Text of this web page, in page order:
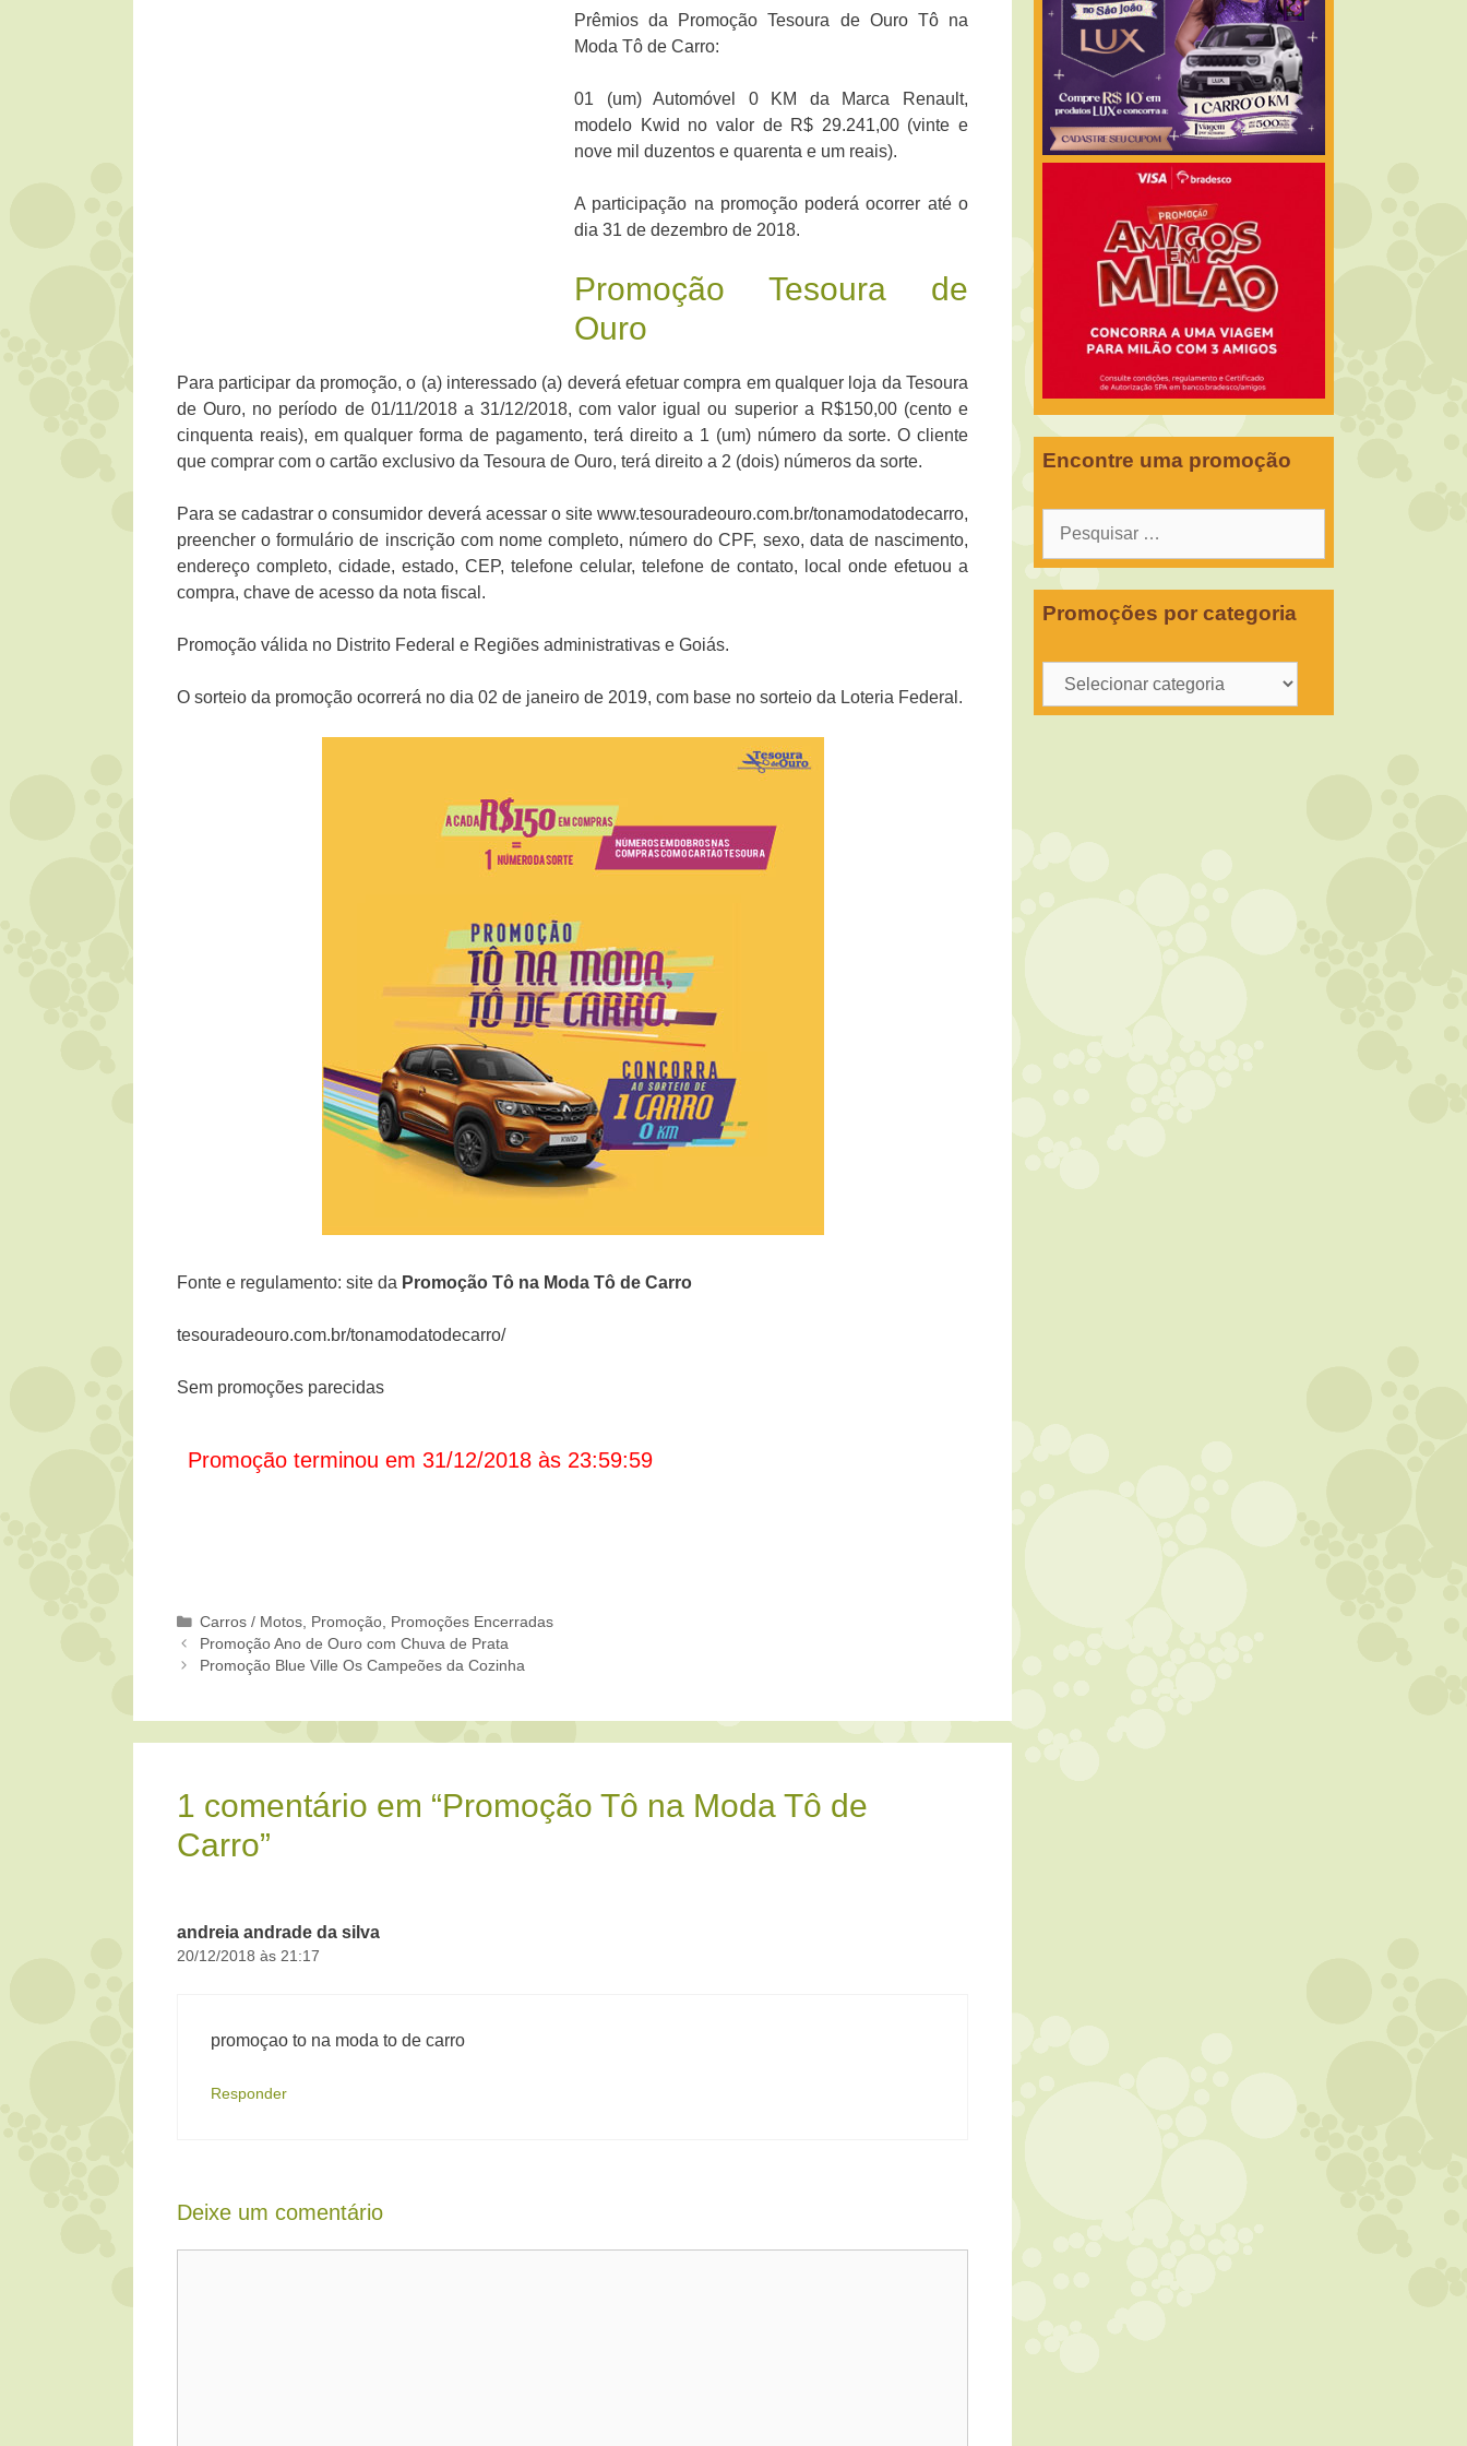
Prêmios da Promoção Tesoura de Ouro Tô na
Moda Tô de Carro:
01 (um) Automóvel 0 KM da Marca Renault,
modelo Kwid no valor de R$ 29.241,00 (vinte e
nove mil duzentos e quarenta e um reais).
A participação na promoção poderá ocorrer até o
dia 31 de dezembro de 2018.
Promoção Tesoura de
Ouro
Para participar da promoção, o (a) interessado (a) deverá efetuar compra em qualquer loja da Tesoura
de Ouro, no período de 01/11/2018 a 31/12/2018, com valor igual ou superior a R$150,00 (cento e
cinquenta reais), em qualquer forma de pagamento, terá direito a 1 (um) número da sorte. O cliente
que comprar com o cartão exclusivo da Tesoura de Ouro, terá direito a 2 (dois) números da sorte.
Para se cadastrar o consumidor deverá acessar o site www.tesouradeouro.com.br/tonamodatodecarro,
preencher o formulário de inscrição com nome completo, número do CPF, sexo, data de nascimento,
endereço completo, cidade, estado, CEP, telefone celular, telefone de contato, local onde efetuou a
compra, chave de acesso da nota fiscal.
Promoção válida no Distrito Federal e Regiões administrativas e Goiás.
O sorteio da promoção ocorrerá no dia 02 de janeiro de 2019, com base no sorteio da Loteria Federal.
Fonte e regulamento: site da Promoção Tô na Moda Tô de Carro
tesouradeouro.com.br/tonamodatodecarro/
Sem promoções parecidas
Promoção terminou em 31/12/2018 às 23:59:59
Categorias
Carros / Motos Promoção Promoções Encerradas
Promoção Ano de Ouro com Chuva de Prata
Promoção Blue Ville Os Campeões da Cozinha
1 comentário em “Promoção Tô na Moda Tô de
Carro”
andreia andrade da silva
20/12/2018 às 21:17
promoçao to na moda to de carro
Responder
Deixe um comentário
Encontre uma promoção
Pesquisar
Promoções por categoria
Promoções
por